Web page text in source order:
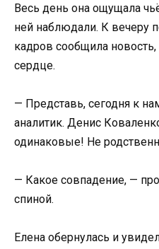
Весь день она ощущала
ней наблюдали. К вечеру
кадров сообщила
сердце.
— Представь, сегодня к
аналитик. Денис
одинаковые! Не
— Какое совпадение, —
спиной.
Елена обернулась и